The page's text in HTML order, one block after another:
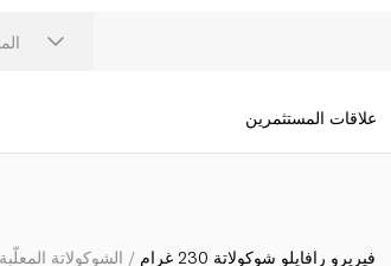
علاقات المستثمرين
الشوكولاتة المعلّبة فيريرو رافايلو شوكولاتة 230 غرام